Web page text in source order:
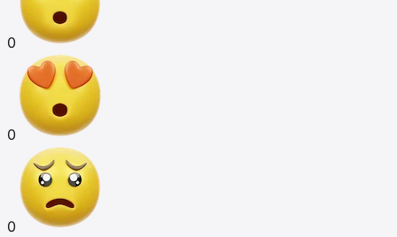
0
0
0